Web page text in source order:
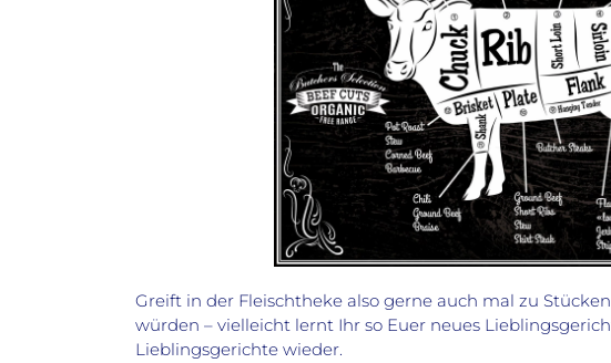
Greift in der Fleischtheke also gerne auch mal zu
würden – vielleicht lernt Ihr so Euer neues
Lieblingsgerichte wieder.